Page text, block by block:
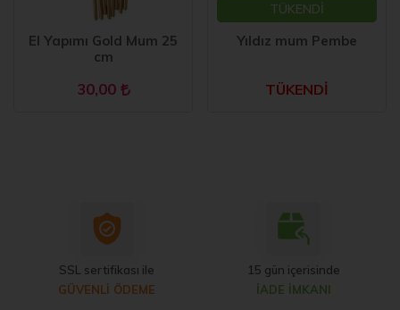
El Yapımı Gold Mum 25
cm
30,00
TÜKENDİ
Yıldız mum Pembe
TÜKENDİ
SSL sertifikası ile
GÜVENLİ ÖDEME
15 gün içerisinde
İADE İMKANI